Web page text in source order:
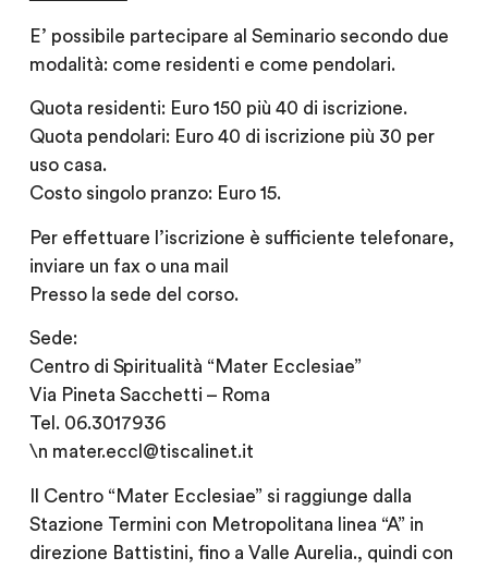
E’ possibile partecipare al Seminario secondo due
modalità: come residenti e come pendolari.
Quota residenti: Euro 150 più 40 di iscrizione.
Quota pendolari: Euro 40 di iscrizione più 30 per
uso casa.
Costo singolo pranzo: Euro 15.
Per effettuare l’iscrizione è sufficiente telefonare,
inviare un fax o una mail
Presso la sede del corso.
Sede:
Centro di Spiritualità “Mater Ecclesiae”
Via Pineta Sacchetti – Roma
Tel. 06.3017936
\n mater.eccl@tiscalinet.it
Il Centro “Mater Ecclesiae” si raggiunge dalla
Stazione Termini con Metropolitana linea “A” in
direzione Battistini, fino a Valle Aurelia., quindi con